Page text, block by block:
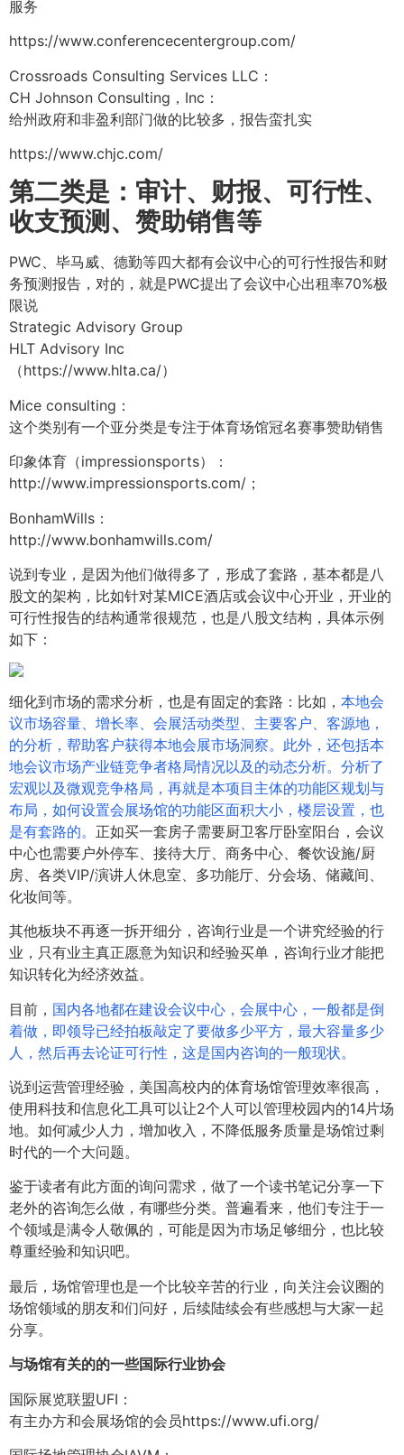
服务
https://www.conferencecentergroup.com/
Crossroads Consulting Services LLC：
CH Johnson Consulting，Inc：
给州政府和非盈利部门做的比较多，报告蛮扎实
https://www.chjc.com/
第二类是：审计、财报、可行性、
收支预测、赞助销售等
PWC、毕马威、德勤等四大都有会议中心的可行性报告和财
务预测报告，对的，就是PWC提出了会议中心出租率70%极
限说
Strategic Advisory Group
HLT Advisory Inc
（https://www.hlta.ca/）
Mice consulting：
这个类别有一个亚分类是专注于体育场馆冠名赛事赞助销售
印象体育（impressionsports）：
http://www.impressionsports.com/；
BonhamWills：
http://www.bonhamwills.com/
说到专业，是因为他们做得多了，形成了套路，基本都是八
股文的架构，比如针对某MICE酒店或会议中心开业，开业的
可行性报告的结构通常很规范，也是八股文结构，具体示例
如下：
细化到市场的需求分析，也是有固定的套路：比如， 本地会
议市场容量、增长率、会展活动类型、主要客户、客源地，
的分析，帮助客户获得本地会展市场洞察。此外，还包括本
地会议市场产业链竞争者格局情况以及的动态分析。分析了
宏观以及微观竞争格局，再就是本项目主体的功能区规划与
布局，如何设置会展场馆的功能区面积大小，楼层设置，也
是有套路的。 正如买一套房子需要厨卫客厅卧室阳台，会议
中心也需要户外停车、接待大厅、商务中心、餐饮设施/厨
房、各类VIP/演讲人休息室、多功能厅、分会场、储藏间、
化妆间等。
其他板块不再逐一拆开细分，咨询行业是一个讲究经验的行
业，只有业主真正愿意为知识和经验买单，咨询行业才能把
知识转化为经济效益。
目前， 国内各地都在建设会议中心，会展中心，一般都是倒
着做，即领导已经拍板敲定了要做多少平方，最大容量多少
人，然后再去论证可行性，这是国内咨询的一般现状。
说到运营管理经验，美国高校内的体育场馆管理效率很高，
使用科技和信息化工具可以让2个人可以管理校园内的14片场
地。如何减少人力，增加收入，不降低服务质量是场馆过剩
时代的一个大问题。
鉴于读者有此方面的询问需求，做了一个读书笔记分享一下
老外的咨询怎么做，有哪些分类。普遍看来，他们专注于一
个领域是满令人敬佩的，可能是因为市场足够细分，也比较
尊重经验和知识吧。
最后，场馆管理也是一个比较辛苦的行业，向关注会议圈的
场馆领域的朋友和们问好，后续陆续会有些感想与大家一起
分享。
与场馆有关的的一些国际行业协会
国际展览联盟UFI：
有主办方和会展场馆的会员https://www.ufi.org/